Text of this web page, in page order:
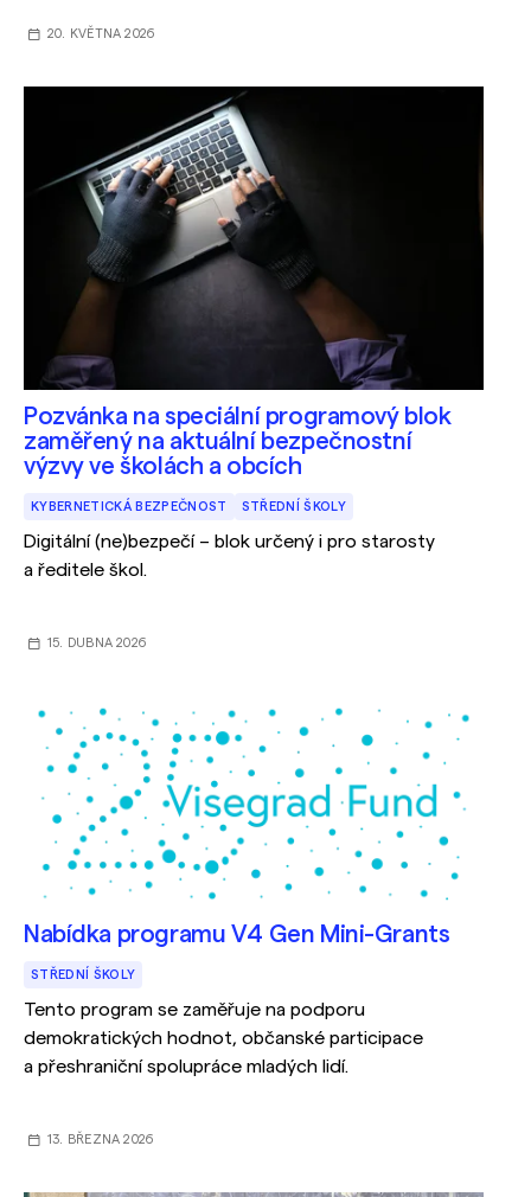
20. KVĚTNA 2026
Pozvánka na speciální programový blok
zaměřený na aktuální bezpečnostní
výzvy ve školách a obcích
KYBERNETICKÁ BEZPEČNOST STŘEDNÍ ŠKOLY
Digitální (ne)bezpečí – blok určený i pro starosty
a ředitele škol.
15. DUBNA 2026
Nabídka programu V4 Gen Mini-Grants
STŘEDNÍ ŠKOLY
Tento program se zaměřuje na podporu
demokratických hodnot, občanské participace
a přeshraniční spolupráce mladých lidí.
13. BŘEZNA 2026